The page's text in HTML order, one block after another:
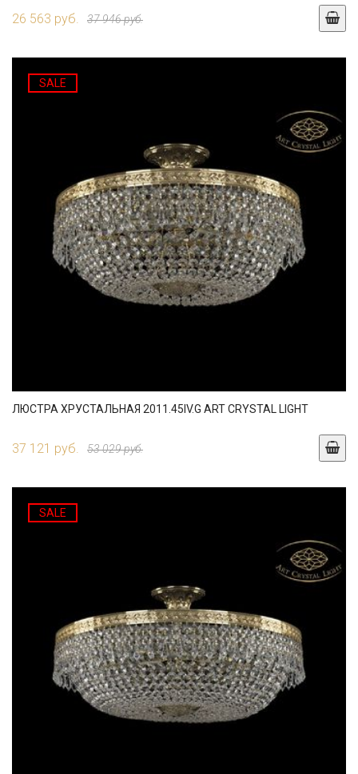
26 563 руб. 37 946 руб.
SALE
ЛЮСТРА ХРУСТАЛЬНАЯ 2011.45IV.G ART CRYSTAL LIGHT
37 121 руб. 53 029 руб.
SALE